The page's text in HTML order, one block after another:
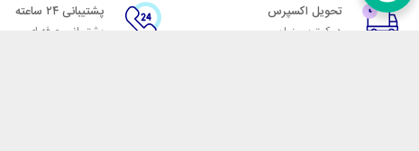
تحویل اکسپرس
در کمترین زمان
پشتیبانی ۲۴ ساعته
پشتیبانی حرفه ای